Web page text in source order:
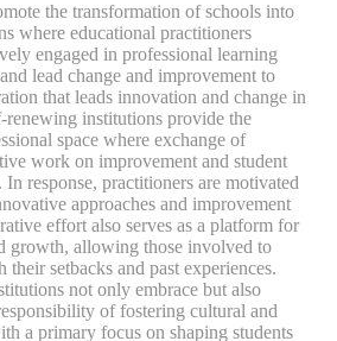
the transformation of schools into
where educational practitioners
engaged in professional learning
lead change and improvement to
that leads innovation and change in
renewing institutions provide the
space where exchange of
work on improvement and student
response, practitioners are motivated
approaches and improvement
effort also serves as a platform for
growth, allowing those involved to
their setbacks and past experiences.
not only embrace but also
of fostering cultural and
a primary focus on shaping students